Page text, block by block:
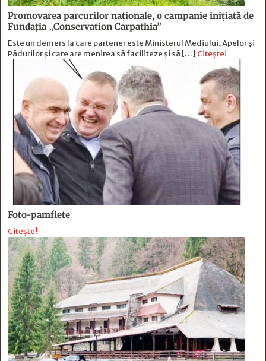
Promovarea parcurilor naționale, o campanie inițiată de
Fundația „Conservation Carpathia”
Este un demers la care partener este Ministerul Mediului, Apelor și
Pădurilor și care are menirea să faciliteze și să […] Citește!
Foto-pamflete
Citește!